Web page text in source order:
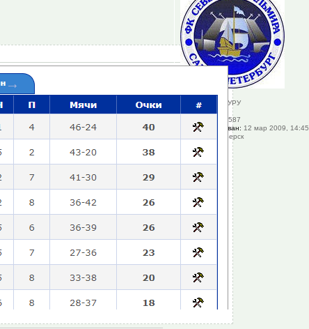
pele-vin
Футбольный ГУРУ
5587
Зарегистрирован: 12 мар 2009, 14:45
Приозерск